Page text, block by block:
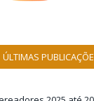
ÚLTIMAS